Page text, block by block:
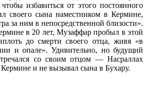
избавиться от этого постоянного
своего сына наместником в Кермине,
за ним в непосредственной близости».
в 20 лет, Музаффар пробыл в этой
до смерти своего отца, живя «в
и опале». Удивительно, но будущий
со своим отцом — Насраллах
Кермине и не вызывал сына в Бухару.